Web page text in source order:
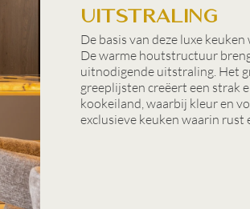
uitstraling
De basis van deze luxe
De warme houtstructuur
uitnodigende uitstraling. Het
greeplijsten creëert een strak
kookeiland, waarbij kleur en
exclusieve keuken waarin rust